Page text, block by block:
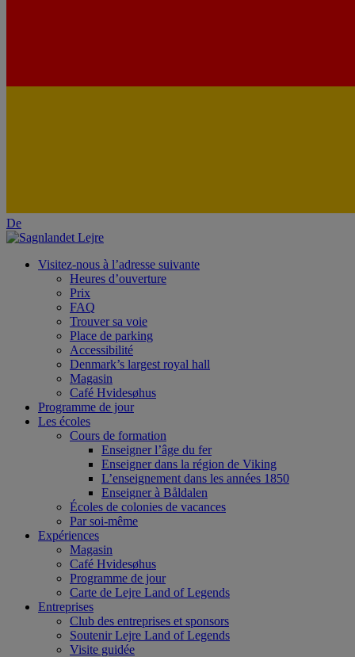
De
Visitez-nous à l’adresse suivante
Heures d’ouverture
Prix
FAQ
Trouver sa voie
Place de parking
Accessibilité
Denmark’s largest royal hall
Magasin
Café Hvidesøhus
Programme de jour
Les écoles
Cours de formation
Enseigner l’âge du fer
Enseigner dans la région de Viking
L’enseignement dans les années 1850
Enseigner à Båldalen
Écoles de colonies de vacances
Par soi-même
Expériences
Magasin
Café Hvidesøhus
Programme de jour
Carte de Lejre Land of Legends
Entreprises
Club des entreprises et sponsors
Soutenir Lejre Land of Legends
Visite guidée